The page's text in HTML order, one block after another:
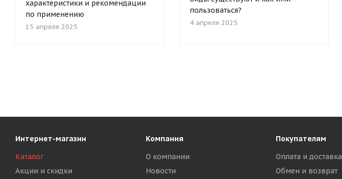
характеристики и рекомендации
по применению
15 апреля 2025
пользоваться?
4 апреля 2025
Интернет-магазин
Каталог
Акции и скидки
Компания
О компании
Новости
Покупателям
Оплата и доставка
Обмен и возврат